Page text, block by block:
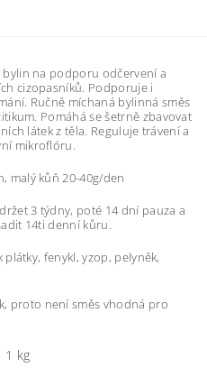
bylin na podporu odčervení a
cizopasníků. Podporuje i
Ručně míchaná bylinná směs
Pomáhá se šetrně zbavovat
látek z těla. Reguluje trávení a
mikroflóru.
malý kůň 20-40g/den
3 týdny, poté 14 dní pauza a
14ti denní kůru.
fenykl, yzop, pelyněk,
proto není směs vhodná pro
1 kg